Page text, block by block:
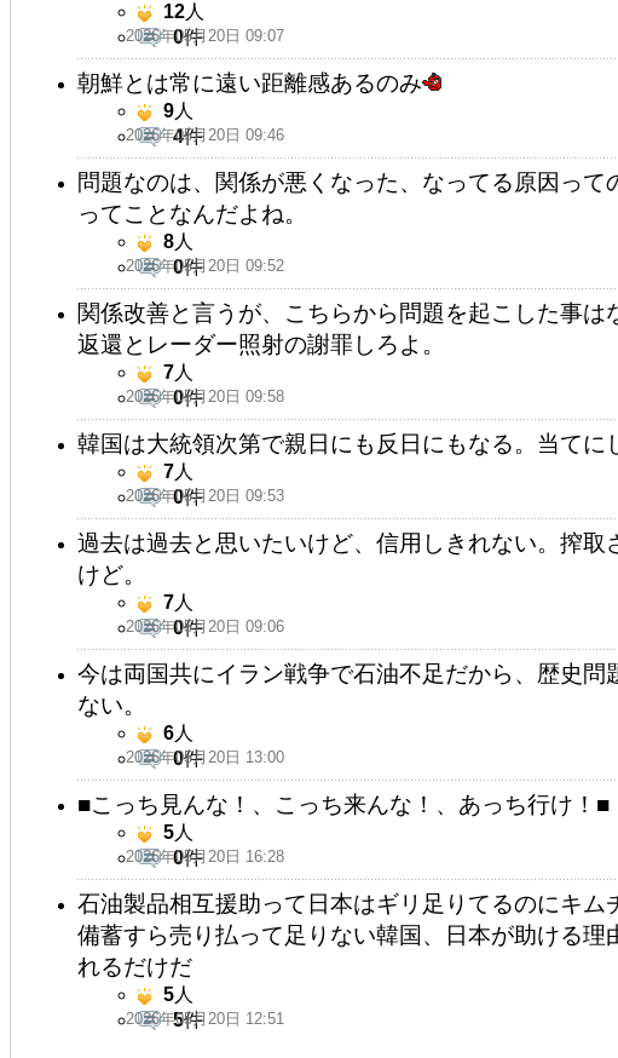
2026年05月20日 09:07
12人
0件
朝鮮とは常に遠い距離感あるのみ
2026年05月20日 09:46
9人
4件
問題なのは、関係が悪くなった、なってる原因って
ってことなんだよね。
2026年05月20日 09:52
8人
0件
関係改善と言うが、こちらから問題を起こした事は
返還とレーダー照射の謝罪しろよ。
2026年05月20日 09:58
7人
0件
韓国は大統領次第で親日にも反日にもなる。当てに
2026年05月20日 09:53
7人
0件
過去は過去と思いたいけど、信用しきれない。搾取
けど。
2026年05月20日 09:06
7人
0件
今は両国共にイラン戦争で石油不足だから、歴史問
ない。
2026年05月20日 13:00
6人
0件
■こっち見んな！、こっち来んな！、あっち行け！■
2026年05月20日 16:28
5人
0件
石油製品相互援助って日本はギリ足りてるのにキム
備蓄すら売り払って足りない韓国、日本が助ける理
れるだけだ
2026年05月20日 12:51
5人
5件